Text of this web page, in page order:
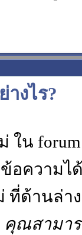
งไร?
ใน
อความ
ที่ด้านล่
คุณสามา